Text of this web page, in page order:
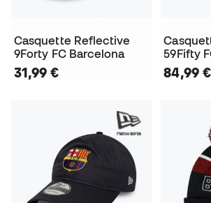
Casquette Reflective
9Forty FC Barcelona
31,99 €
59Fifty
84,99 €